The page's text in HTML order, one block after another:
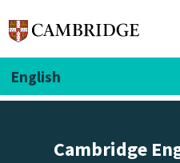
English
Cambridge